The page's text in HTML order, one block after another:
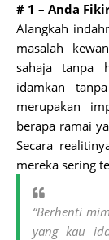
# 1 – Anda
Alangkah
masalah
sahaja tanpa
idamkan
merupakan
berapa ramai
Secara
mereka sering
“Berhenti
yang kau